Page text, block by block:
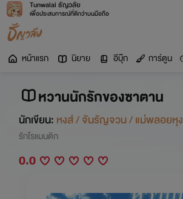
Tunwalai ธัญวลัย
เพื่อประสบการณ์ที่ดีกว่าบนมือถือ
หน้าแรก นิยาย อีบุ๊ก การ์ตูน
หวานนักรักของซาตาน
นักเขียน: หงส์ / จันรัญจวน / แม่พลอยหุง
รักโรแมนติก
0.0